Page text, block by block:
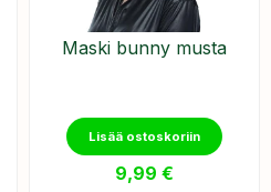
Maski bunny musta
Lisää ostoskoriin
9,99 €